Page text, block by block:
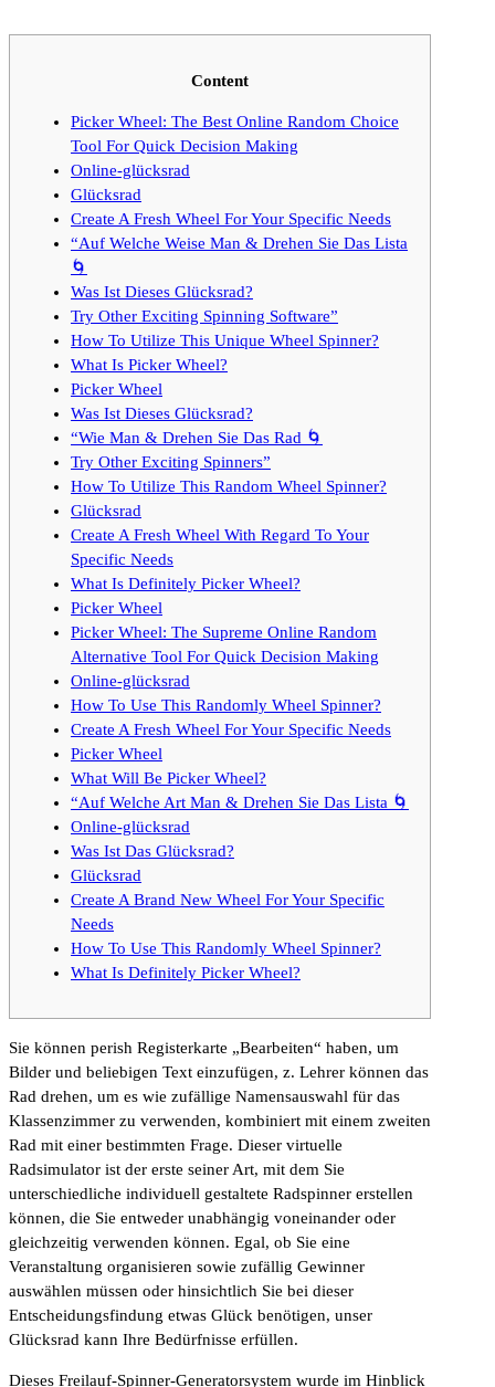
Content
Picker Wheel: The Best Online Random Choice
Tool For Quick Decision Making
Online-glücksrad
Glücksrad
Create A Fresh Wheel For Your Specific Needs
“Auf Welche Weise Man & Drehen Sie Das Lista
🌀
Was Ist Dieses Glücksrad?
Try Other Exciting Spinning Software”
How To Utilize This Unique Wheel Spinner?
What Is Picker Wheel?
Picker Wheel
Was Ist Dieses Glücksrad?
“Wie Man & Drehen Sie Das Rad 🌀
Try Other Exciting Spinners”
How To Utilize This Random Wheel Spinner?
Glücksrad
Create A Fresh Wheel With Regard To Your
Specific Needs
What Is Definitely Picker Wheel?
Picker Wheel
Picker Wheel: The Supreme Online Random
Alternative Tool For Quick Decision Making
Online-glücksrad
How To Use This Randomly Wheel Spinner?
Create A Fresh Wheel For Your Specific Needs
Picker Wheel
What Will Be Picker Wheel?
“Auf Welche Art Man & Drehen Sie Das Lista 🌀
Online-glücksrad
Was Ist Das Glücksrad?
Glücksrad
Create A Brand New Wheel For Your Specific
Needs
How To Use This Randomly Wheel Spinner?
What Is Definitely Picker Wheel?
Sie können perish Registerkarte „Bearbeiten“ haben, um
Bilder und beliebigen Text einzufügen, z. Lehrer können das
Rad drehen, um es wie zufällige Namensauswahl für das
Klassenzimmer zu verwenden, kombiniert mit einem zweiten
Rad mit einer bestimmten Frage. Dieser virtuelle
Radsimulator ist der erste seiner Art, mit dem Sie
unterschiedliche individuell gestaltete Radspinner erstellen
können, die Sie entweder unabhängig voneinander oder
gleichzeitig verwenden können. Egal, ob Sie eine
Veranstaltung organisieren sowie zufällig Gewinner
auswählen müssen oder hinsichtlich Sie bei dieser
Entscheidungsfindung etwas Glück benötigen, unser
Glücksrad kann Ihre Bedürfnisse erfüllen.
Dieses Freilauf-Spinner-Generatorsystem wurde im Hinblick